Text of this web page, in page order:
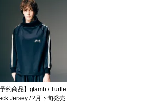
予約商品】glamb / Turtle
Jersey / 2月下旬発売